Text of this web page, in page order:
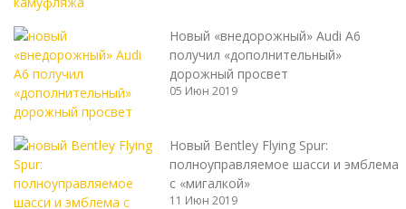
Новый «внедорожный» Audi A6
получил «дополнительный»
дорожный просвет
05 Июн 2019
Новый Bentley Flying Spur:
полноуправляемое шасси и эмблема
с «мигалкой»
11 Июн 2019